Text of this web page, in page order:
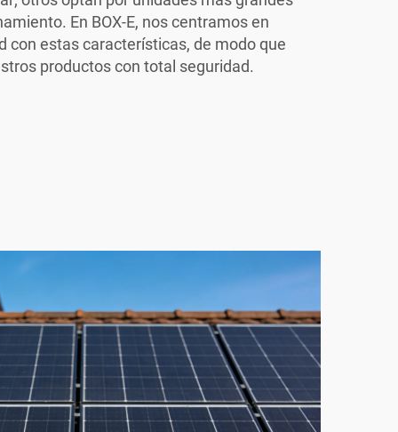
En BOX-E, nos centramos en
con estas características, de modo que
productos con total seguridad.